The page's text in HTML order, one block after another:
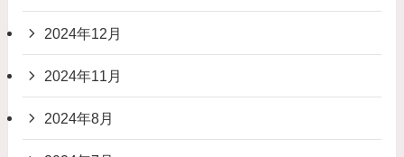
2024年12月
2024年11月
2024年8月